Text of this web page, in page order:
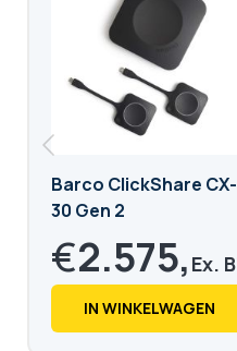
Barco ClickShare CX-
30 Gen 2
€2.575,
€ 3.115,
IN WINKELWAGEN